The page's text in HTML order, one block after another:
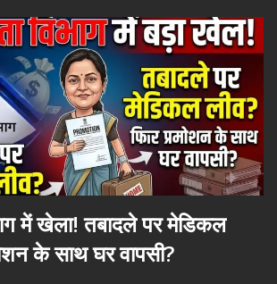
में खेला! तबादले पर मेडिकल
के साथ घर वापसी?